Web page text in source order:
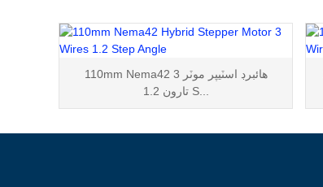
110mm Nema42 هائبرڊ اسٽيپر موٽر 3
تارون 1.2 S...